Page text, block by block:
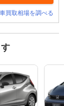
買取相場を調べる